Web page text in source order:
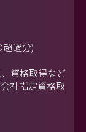
超過分)
資格取得など
社指定資格取